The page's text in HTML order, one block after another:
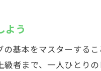
初
藤
よう
基本をマスターする
者まで、一人ひとり